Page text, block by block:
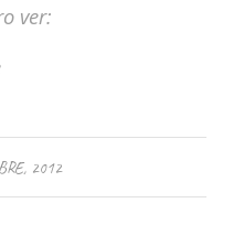
ver:
2012